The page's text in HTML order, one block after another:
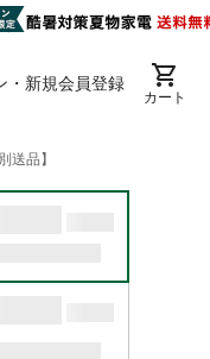
・新規会員登録
カート
品】